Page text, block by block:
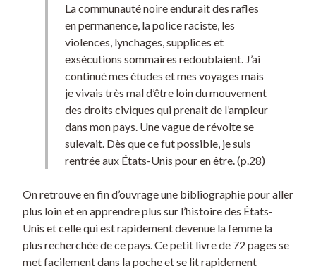
La communauté noire endurait des rafles
en permanence, la police raciste, les
violences, lynchages, supplices et
exsécutions sommaires redoublaient. J’ai
continué mes études et mes voyages mais
je vivais très mal d’être loin du mouvement
des droits civiques qui prenait de l’ampleur
dans mon pays. Une vague de révolte se
sulevait. Dès que ce fut possible, je suis
rentrée aux États-Unis pour en être. (p.28)
On retrouve en fin d’ouvrage une bibliographie pour aller
plus loin et en apprendre plus sur l’histoire des États-
Unis et celle qui est rapidement devenue la femme la
plus recherchée de ce pays. Ce petit livre de 72 pages se
met facilement dans la poche et se lit rapidement